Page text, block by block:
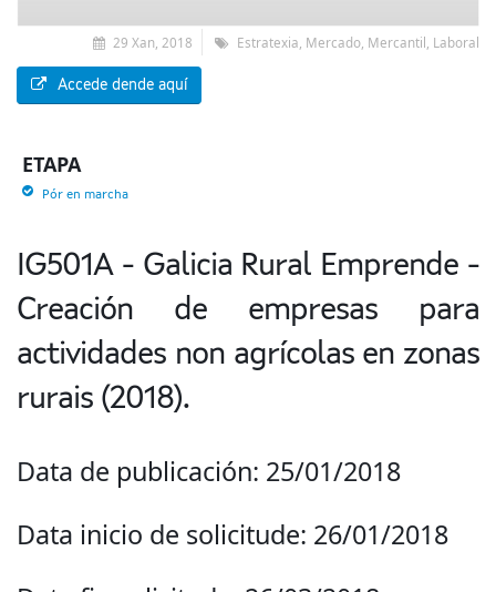
29 Xan, 2018 Estratexia, Mercado, Mercantil, Laboral
Accede dende aquí
ETAPA
Pór en marcha
IG501A - Galicia Rural Emprende -
Creación de empresas para
actividades non agrícolas en zonas
rurais (2018).
Data de publicación: 25/01/2018
Data inicio de solicitude: 26/01/2018